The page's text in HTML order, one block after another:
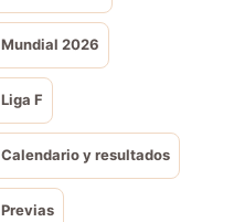
Mundial 2026
Liga F
Calendario y resultados
Previas